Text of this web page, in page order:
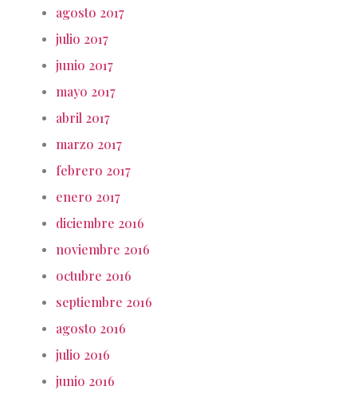
agosto 2017
julio 2017
junio 2017
mayo 2017
abril 2017
marzo 2017
febrero 2017
enero 2017
diciembre 2016
noviembre 2016
octubre 2016
septiembre 2016
agosto 2016
julio 2016
junio 2016